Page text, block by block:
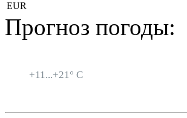
EUR
Прогноз погоды:
+11...+21° C